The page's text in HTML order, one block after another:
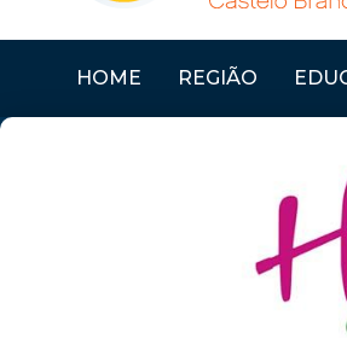
HOME REGIÃO